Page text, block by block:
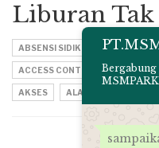
Liburan
ABSENSI SIDIK JARI ACCESS
ACCESS CONTROL BANDUNG
AKSES ALAT LISTRIK